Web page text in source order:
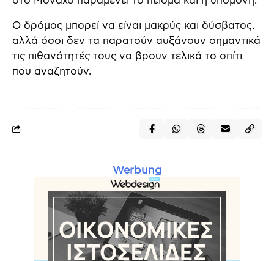
Ο δρόμος μπορεί να είναι μακρύς και δύσβατος,
αλλά όσοι δεν τα παρατούν αυξάνουν σημαντικά
τις πιθανότητές τους να βρουν τελικά το σπίτι
που αναζητούν.
Werbung